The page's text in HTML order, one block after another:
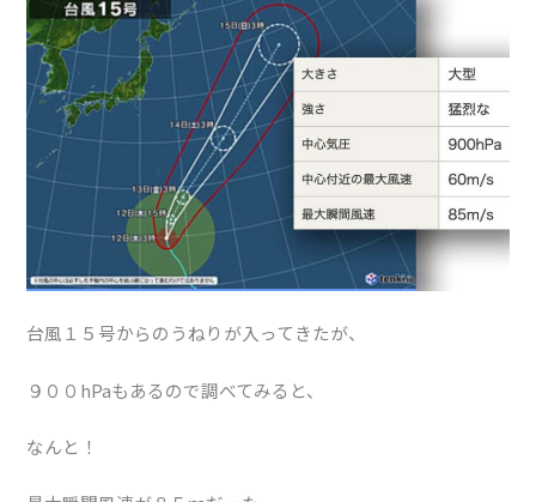
台風１５号からのうねりが入ってきたが、
９００hPaもあるので調べてみると、
なんと！